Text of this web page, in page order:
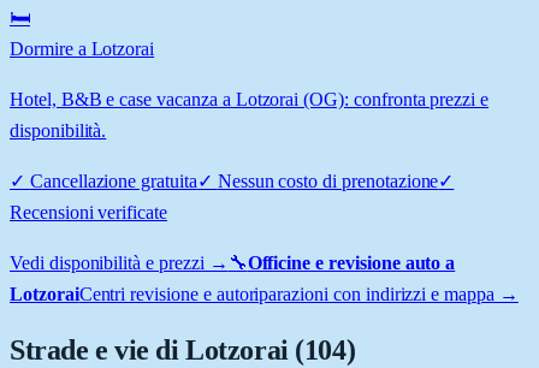
🛏️
Dormire a Lotzorai
Hotel, B&B e case vacanza a Lotzorai (OG): confronta prezzi e
disponibilità.
✓ Cancellazione gratuita✓ Nessun costo di prenotazione✓
Recensioni verificate
Vedi disponibilità e prezzi → 🔧Officine e revisione auto a
LotzoraiCentri revisione e autoriparazioni con indirizzi e mappa →
Strade e vie diLotzorai (104)